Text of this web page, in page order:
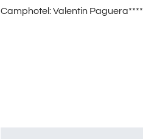
Camphotel: Valentin Paguera****